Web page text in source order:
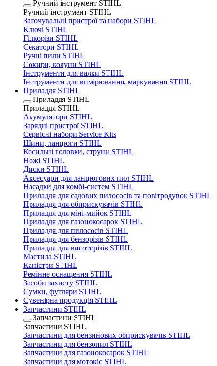
Ручний інструмент STIHL
Ручний інструмент STIHL
Заточувальні пристрої та набори STIHL
Ключі STIHL
Гілкорізи STIHL
Секатори STIHL
Ручні пили STIHL
Сокири, колуни STIHL
Інструменти для валки STIHL
Інструменти для вимірювання, маркування STIHL
Приладдя STIHL
Приладдя STIHL
Приладдя STIHL
Акумулятори STIHL
Зарядні пристрої STIHL
Сервісні набори Service Kits
Шини, ланцюги STIHL
Косильні головки, струни STIHL
Ножі STIHL
Диски STIHL
Аксесуари для ланцюгових пил STIHL
Насадки для комбі-систем STIHL
Приладдя для садових пилососів та повітродувок STIHL
Приладдя для обприскувачів STIHL
Приладдя для міні-мийок STIHL
Приладдя для газонокосарок STIHL
Приладдя для пилососів STIHL
Приладдя для бензорізів STIHL
Приладдя для висоторізів STIHL
Мастила STIHL
Каністри STIHL
Ремінне оснащення STIHL
Засоби захисту STIHL
Сумки, футляри STIHL
Сувенірна продукція STIHL
Запчастини STIHL
Запчастини STIHL
Запчастини STIHL
Запчастини для бензинових обприскувачів STIHL
Запчастини для бензопил STIHL
Запчастини для газонокосарок STIHL
Запчастини для мотокіс STIHL